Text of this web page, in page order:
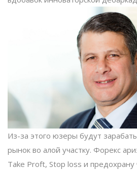
Из-за этого юзеры будут
рынок во алой участку. Форекс
Take Proft, Stop loss и предохрану